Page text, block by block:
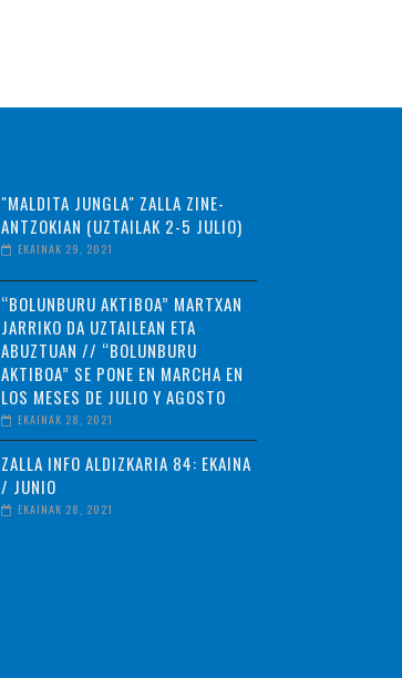
"MALDITA JUNGLA" ZALLA ZINE-
ANTZOKIAN (UZTAILAK 2-5 JULIO)
EKAINAK 29, 2021
“BOLUNBURU AKTIBOA” MARTXAN
JARRIKO DA UZTAILEAN ETA
ABUZTUAN // “BOLUNBURU
AKTIBOA” SE PONE EN MARCHA EN
LOS MESES DE JULIO Y AGOSTO
EKAINAK 28, 2021
ZALLA INFO ALDIZKARIA 84: EKAINA
/ JUNIO
EKAINAK 28, 2021